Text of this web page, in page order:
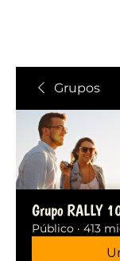
Grupos
Grupo RALLY
Público · 413